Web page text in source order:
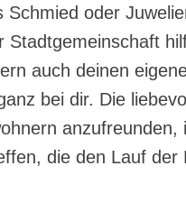
Schmied oder
auch deinen
bei dir. Die liebevoll
anzufreunden,
die den Lauf der